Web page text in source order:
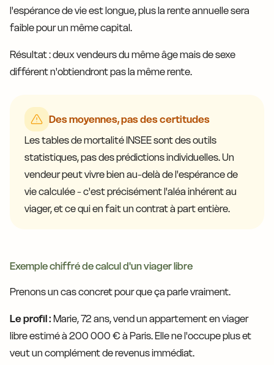
l'espérance de vie est longue, plus la rente annuelle sera
faible pour un même capital.
Résultat : deux vendeurs du même âge mais de sexe
différent n'obtiendront pas la même rente.
Des moyennes, pas des certitudes
Les tables de mortalité INSEE sont des outils
statistiques, pas des prédictions individuelles. Un
vendeur peut vivre bien au-delà de l'espérance de
vie calculée - c'est précisément l'aléa inhérent au
viager, et ce qui en fait un contrat à part entière.
Exemple chiffré de calcul d'un viager libre
Prenons un cas concret pour que ça parle vraiment.
Le profil : Marie, 72 ans, vend un appartement en viager
libre estimé à 200 000 € à Paris. Elle ne l'occupe plus et
veut un complément de revenus immédiat.